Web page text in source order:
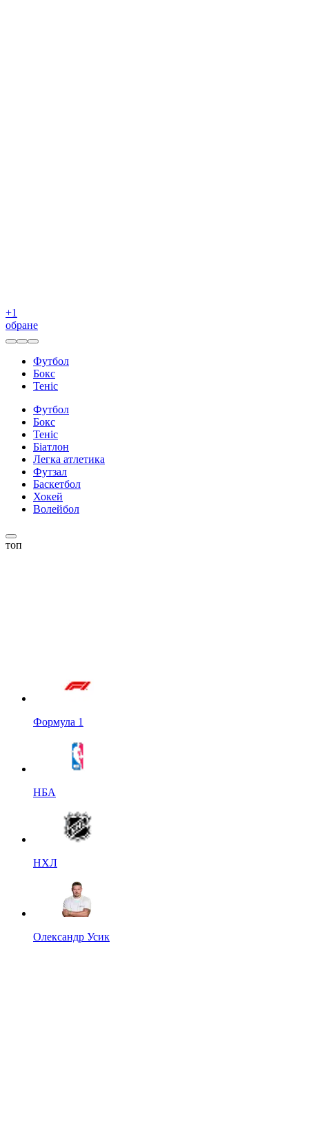
+1
обране
Футбол
Бокс
Теніс
Футбол
Бокс
Теніс
Біатлон
Легка атлетика
Футзал
Баскетбол
Хокей
Волейбол
топ
Формула 1
НБА
НХЛ
Олександр Усик